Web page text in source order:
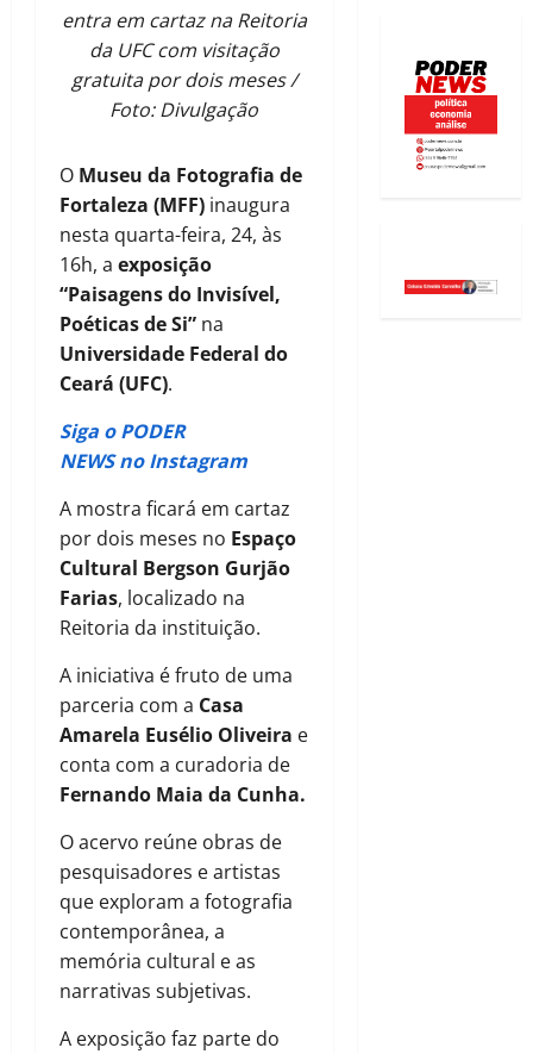
entra em cartaz na Reitoria
da UFC com visitação
gratuita por dois meses /
Foto: Divulgação
O Museu da Fotografia de
Fortaleza (MFF) inaugura
nesta quarta-feira, 24, às
16h, a exposição
“Paisagens do Invisível,
Poéticas de Si” na
Universidade Federal do
Ceará (UFC).
Siga o PODER
NEWS no Instagram
A mostra ficará em cartaz
por dois meses no Espaço
Cultural Bergson Gurjão
Farias, localizado na
Reitoria da instituição.
A iniciativa é fruto de uma
parceria com a Casa
Amarela Eusélio Oliveira e
conta com a curadoria de
Fernando Maia da Cunha.
O acervo reúne obras de
pesquisadores e artistas
que exploram a fotografia
contemporânea, a
memória cultural e as
narrativas subjetivas.
A exposição faz parte do